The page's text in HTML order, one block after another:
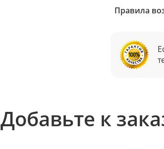
Правила
Добавьте к